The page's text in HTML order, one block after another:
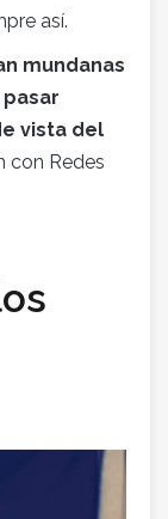
así.
mundanas
vista del
con Redes